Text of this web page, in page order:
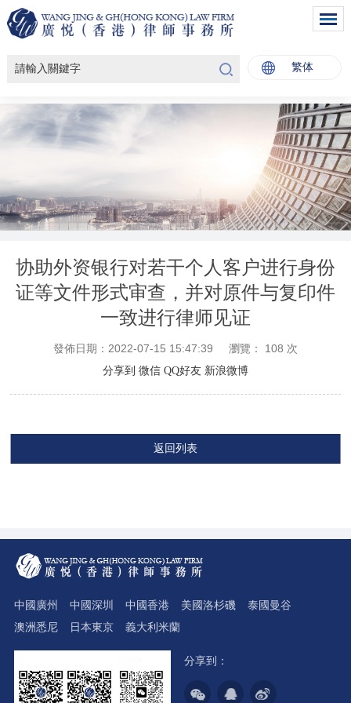
繁体
协助外资银行对若干个人客户进行身份
证等文件形式审查，并对原件与复印件
一致进行律师见证
發佈日期：2022-07-15 15:47:39 瀏覽： 108 次
分享到 微信 QQ好友 新浪微博
返回列表
中國廣州 中國深圳 中國香港 美國洛杉磯
泰國曼谷
澳洲悉尼
日本東京 義大利米蘭
分享到：